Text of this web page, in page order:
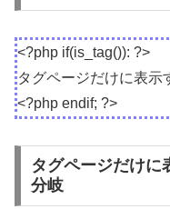
<?php if(is_tag()): ?>
タグページだけに表示
<?php endif; ?>
タグページだけ
分岐